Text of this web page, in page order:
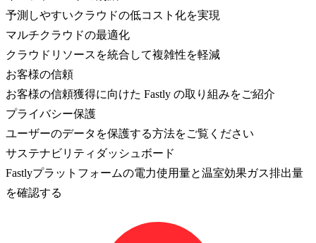
予測しやすいクラウドの低コスト化を実現
マルチクラウドの最適化
クラウドリソースを統合して複雑性を軽減
お客様の信頼
お客様の信頼獲得に向けた Fastly の取り組みをご紹介
プライバシー保護
ユーザーのデータを保護する方法をご覧ください
サステナビリティダッシュボード
Fastlyプラットフォームの電力使用量と温室効果ガス排出量
を確認する